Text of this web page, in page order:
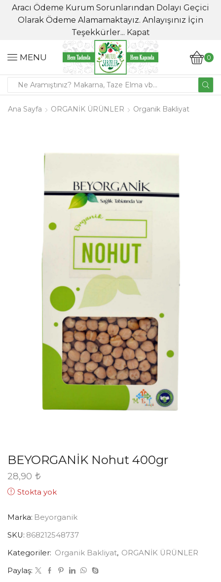
Aracı Ödeme Kurum Sorunlarından Dolayı Geçici
Olarak Ödeme Alamamaktayız. Anlayışınız İçin
Teşekkürler... Kapat
MENU 0
Ana Sayfa ORGANİK ÜRÜNLER Organik Bakliyat
BEYORGANİK Nohut 400gr
28,90
Stokta yok
Marka: Beyorganik
SKU: 868212548737
Kategoriler: Organik Bakliyat, ORGANİK ÜRÜNLER
Paylaş: